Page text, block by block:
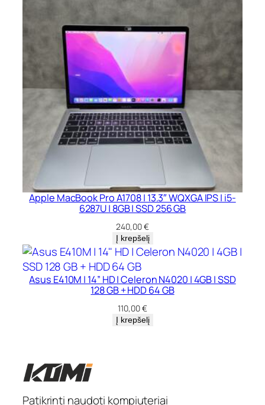
Apple MacBook Pro A1708 | 13.3″ WQXGA IPS | i5-
6287U | 8GB | SSD 256 GB
240,00€
Į krepšelį
Asus E410M | 14” HD | Celeron N4020 | 4GB | SSD
128 GB + HDD 64 GB
110,00€
Į krepšelį
Patikrinti naudoti kompiuteriai